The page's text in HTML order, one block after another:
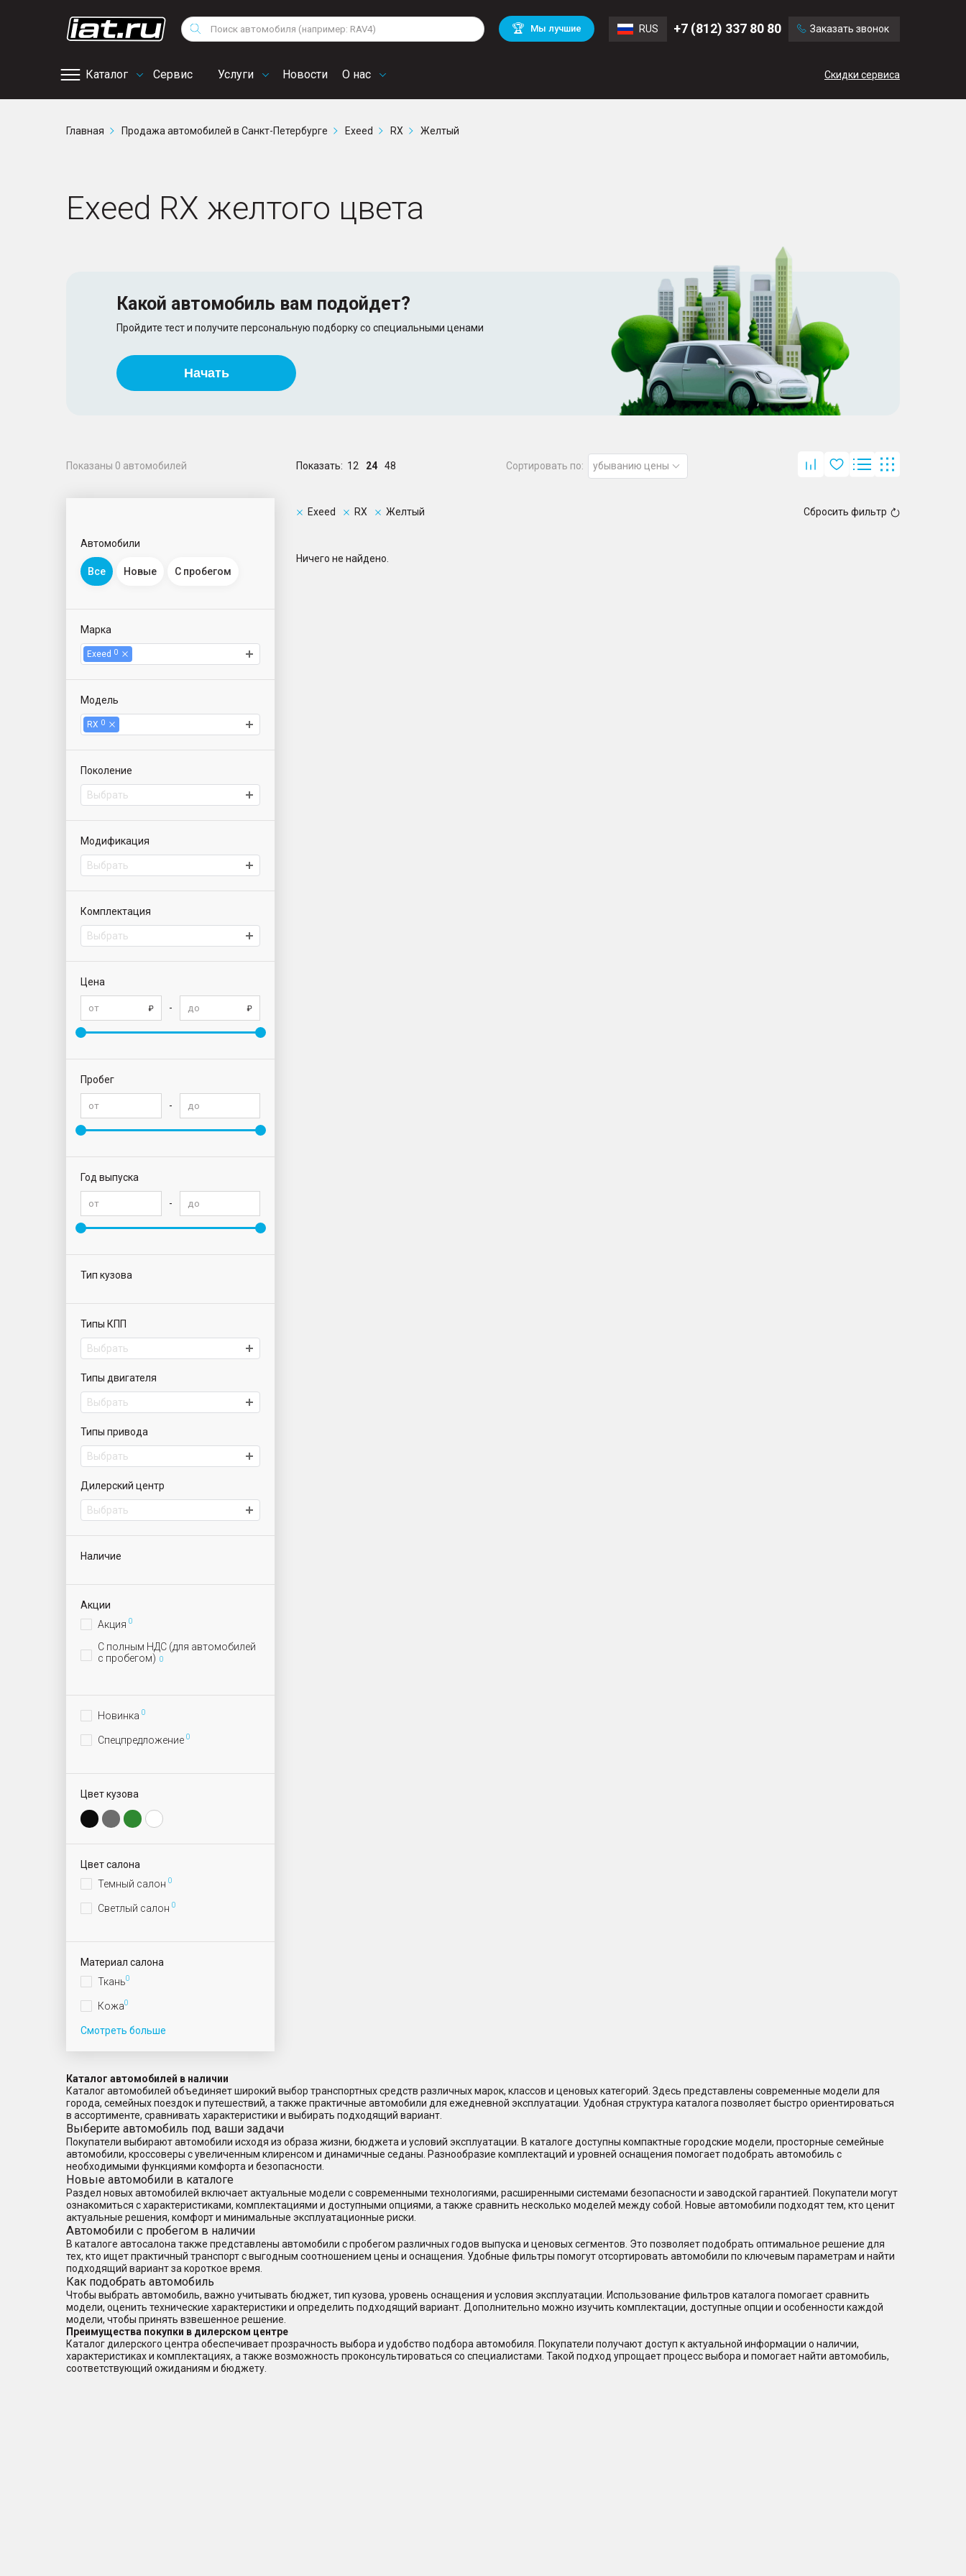
Поиск 🏆 Мы лучшие RUS +7 (812) 337 80 80 Заказать звонок
Каталог Сервис
сервис
Услуги Новости О нас Скидки сервиса
Снегоходы
Квадроциклы
Volkswagen
Mitsubishi BMW
Audi
Chevrolet Volvo
Главная Продажа автомобилей в Санкт-Петербурге Exeed RX Желтый
Exeed RX желтого цвета
Какой автомобиль вам подойдет?
Пройдите тест и получите персональную подборку со специальными ценами
Начать
Показаны 0 автомобилей
Автомобили
Все Новые С пробегом
Марка
Exeed 0
Модель
RX 0
Поколение
Выбрать
Модификация
Выбрать
Комплектация
Выбрать
Цена
-
Пробег
-
Год выпуска
-
Тип кузова
Типы КПП
Выбрать
Типы двигателя
Выбрать
Типы привода
Выбрать
Дилерский центр
Выбрать
Наличие
Акции
Акция 0
С полным НДС (для автомобилей
с пробегом) 0
Новинка 0
Спецпредложение 0
Цвет кузова
Цвет салона
Темный салон 0
Светлый салон 0
Материал салона
Ткань0
Кожа0
Смотреть больше
Показать: 12 24 48 Сортировать по: убыванию цены
Exeed RX Желтый Сбросить фильтр
Ничего не найдено.
Каталог автомобилей в наличии
Каталог автомобилей объединяет широкий выбор транспортных средств различных марок, классов и ценовых категорий. Здесь представлены современные модели для
города, семейных поездок и путешествий, а также практичные автомобили для ежедневной эксплуатации. Удобная структура каталога позволяет быстро ориентироваться
в ассортименте, сравнивать характеристики и выбирать подходящий вариант.
Выберите автомобиль под ваши задачи
Покупатели выбирают автомобили исходя из образа жизни, бюджета и условий эксплуатации. В каталоге доступны компактные городские модели, просторные семейные
автомобили, кроссоверы с увеличенным клиренсом и динамичные седаны. Разнообразие комплектаций и уровней оснащения помогает подобрать автомобиль с
необходимыми функциями комфорта и безопасности.
Новые автомобили в каталоге
Раздел новых автомобилей включает актуальные модели с современными технологиями, расширенными системами безопасности и заводской гарантией. Покупатели могут
ознакомиться с характеристиками, комплектациями и доступными опциями, а также сравнить несколько моделей между собой. Новые автомобили подходят тем, кто ценит
актуальные решения, комфорт и минимальные эксплуатационные риски.
Автомобили с пробегом в наличии
В каталоге автосалона также представлены автомобили с пробегом различных годов выпуска и ценовых сегментов. Это позволяет подобрать оптимальное решение для
тех, кто ищет практичный транспорт с выгодным соотношением цены и оснащения. Удобные фильтры помогут отсортировать автомобили по ключевым параметрам и найти
подходящий вариант за короткое время.
Как подобрать автомобиль
Чтобы выбрать автомобиль, важно учитывать бюджет, тип кузова, уровень оснащения и условия эксплуатации. Использование фильтров каталога помогает сравнить
модели, оценить технические характеристики и определить подходящий вариант. Дополнительно можно изучить комплектации, доступные опции и особенности каждой
модели, чтобы принять взвешенное решение.
Преимущества покупки в дилерском центре
Каталог дилерского центра обеспечивает прозрачность выбора и удобство подбора автомобиля. Покупатели получают доступ к актуальной информации о наличии,
характеристиках и комплектациях, а также возможность проконсультироваться со специалистами. Такой подход упрощает процесс выбора и помогает найти автомобиль,
соответствующий ожиданиям и бюджету.